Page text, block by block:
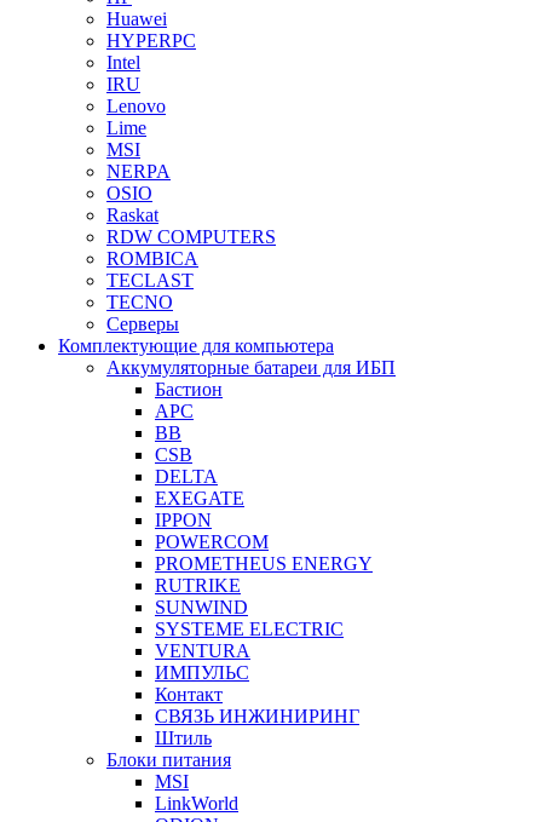
Huawei
HYPERPC
Intel
IRU
Lenovo
Lime
MSI
NERPA
OSIO
Raskat
RDW COMPUTERS
ROMBICA
TECLAST
TECNO
Серверы
Комплектующие для компьютера
Аккумуляторные батареи для ИБП
Бастион
APC
BB
CSB
DELTA
EXEGATE
IPPON
POWERCOM
PROMETHEUS ENERGY
RUTRIKE
SUNWIND
SYSTEME ELECTRIC
VENTURA
ИМПУЛЬС
Контакт
СВЯЗЬ ИНЖИНИРИНГ
Штиль
Блоки питания
MSI
LinkWorld